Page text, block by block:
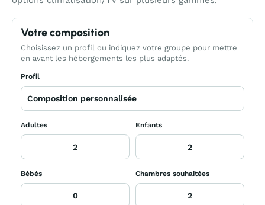
Votre composition
Choisissez un profil ou indiquez votre groupe pour mettre
en avant les hébergements les plus adaptés.
Profil
Adultes Enfants
Bébés Chambres souhaitées